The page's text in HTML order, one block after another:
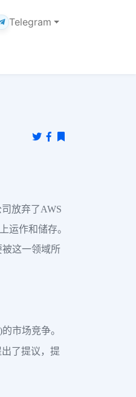
Telegram
放弃了AWS
运作和储存。
这一领域所
市场竞争。
了提议，提